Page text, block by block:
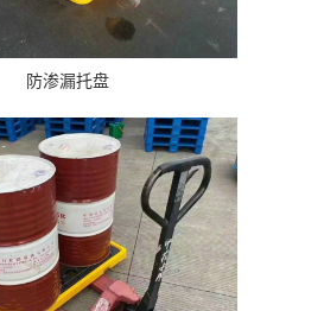
防渗漏托盘